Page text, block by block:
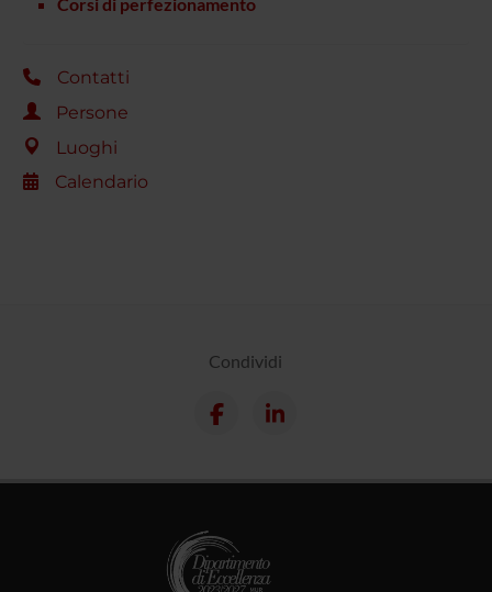
Corsi di perfezionamento
Contatti
Persone
Luoghi
Calendario
Condividi